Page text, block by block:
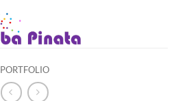
PORTFOLIO